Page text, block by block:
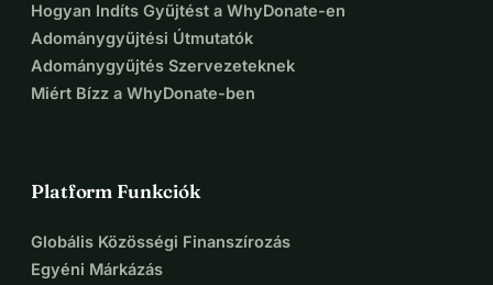
Hogyan Indíts Gyűjtést a WhyDonate-en
Adománygyűjtési Útmutatók
Adománygyűjtés Szervezeteknek
Miért Bízz a WhyDonate-ben
Platform Funkciók
Globális Közösségi Finanszírozás
Egyéni Márkázás